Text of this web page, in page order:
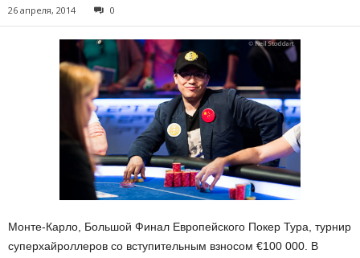
26 апреля, 2014 0
Монте-Карло, Большой Финал Европейского Покер Тура, турнир
суперхайроллеров со вступительным взносом €100 000. В